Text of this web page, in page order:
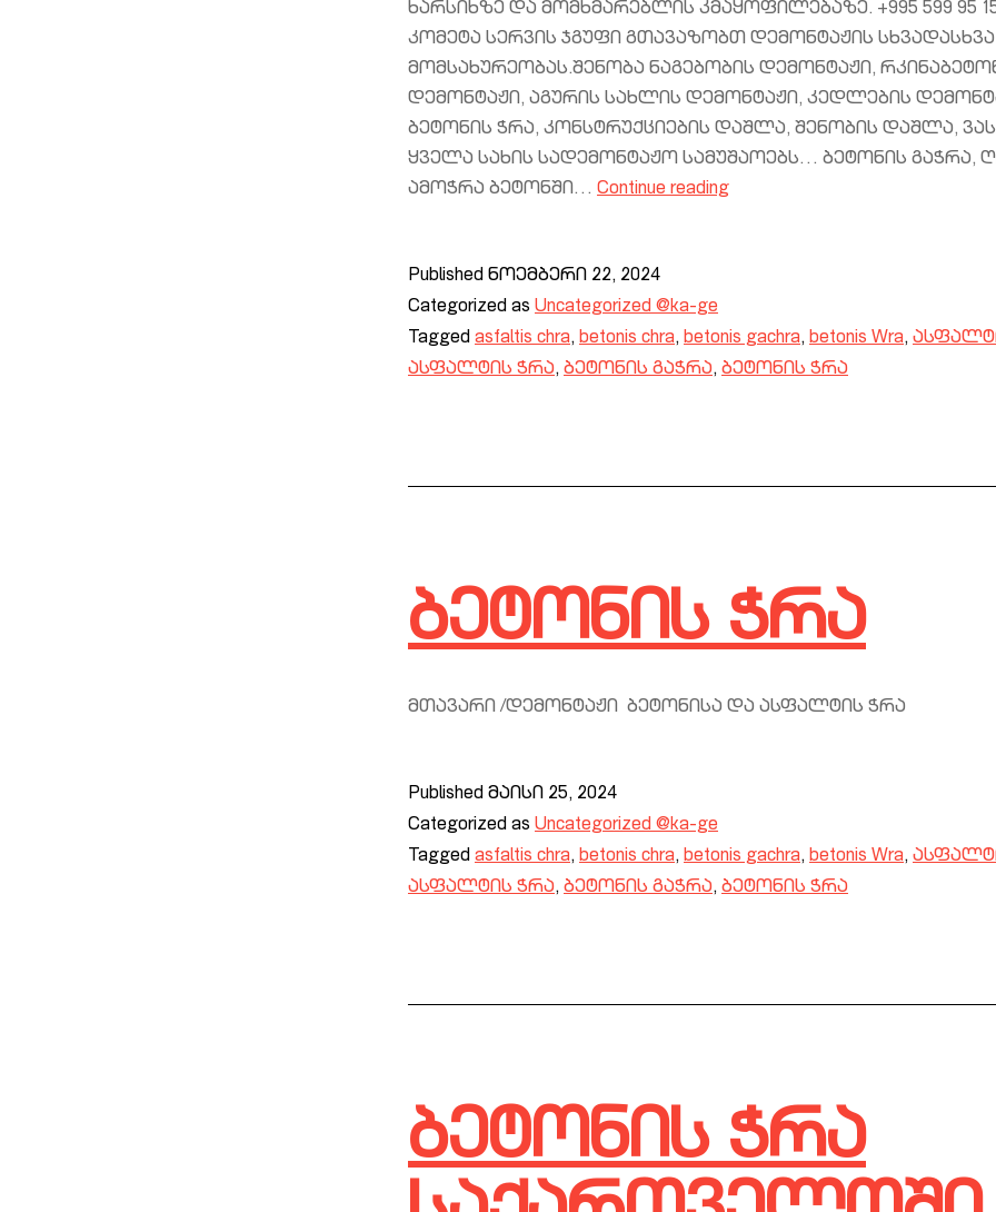
ხარსიხზე და მომხმარებლის კმაყოფილებაზე. +995 599 95
კომეტა სერვის ჯგუფი გთავაზობთ დემონტაჟის სხვადასხვა
მომსახურეობას.შენობა ნაგებობის დემონტაჟი,
დემონტაჟი, აგურის სახლის დემონტაჟი, კედლების
ბეტონის ჭრა, კონსტრუქციების დაშლა, შენობის დაშლა,
ყველა სახის სადემონტაჟო სამუშაოებს… ბეტონის გაჭრა,
ამოჭრა ბეტონში… Continue reading
Published ნოემბერი 22, 2024
Categorized as Uncategorized @ka-ge
Tagged asfaltis chra, betonis chra, betonis gachra, betonis Wra,
ასფალტის ჭრა, ბეტონის გაჭრა, ბეტონის ჭრა
ბეტონის ჭრა
მთავარი /დემონტაჟი ბეტონისა და ასფალტის ჭრა
Published მაისი 25, 2024
Categorized as Uncategorized @ka-ge
Tagged asfaltis chra, betonis chra, betonis gachra, betonis Wra,
ასფალტის ჭრა, ბეტონის გაჭრა, ბეტონის ჭრა
ბეტონის ჭრა